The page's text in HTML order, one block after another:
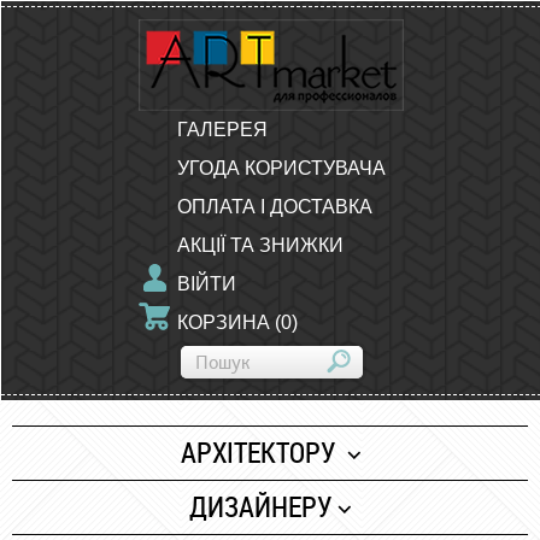
ГАЛЕРЕЯ
УГОДА КОРИСТУВАЧА
ОПЛАТА І ДОСТАВКА
АКЦІЇ ТА ЗНИЖКИ
ВІЙТИ
КОРЗИНА (0)
АРХІТЕКТОРУ
Папір
ДИЗАЙНЕРУ